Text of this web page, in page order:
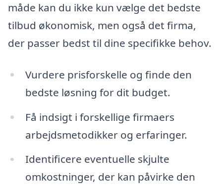
måde kan du ikke kun vælge det bedste
tilbud økonomisk, men også det firma,
der passer bedst til dine specifikke behov.
Vurdere prisforskelle og finde den
bedste løsning for dit budget.
Få indsigt i forskellige firmaers
arbejdsmetodikker og erfaringer.
Identificere eventuelle skjulte
omkostninger, der kan påvirke den